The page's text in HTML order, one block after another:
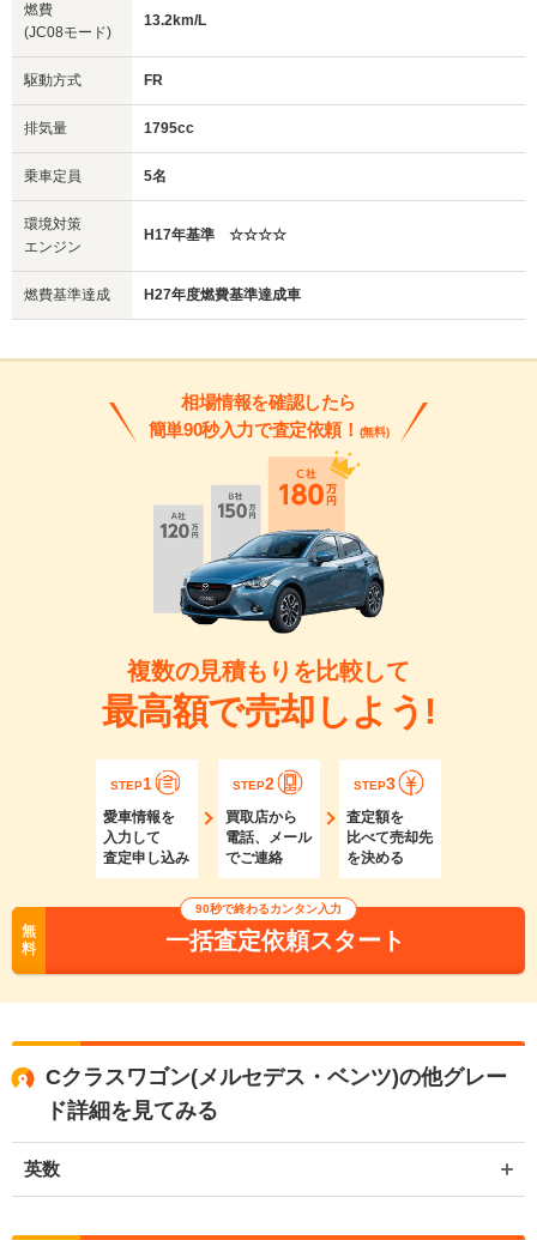
燃費
(JC08モード)
13.2km/L
駆動方式 FR
排気量 1795cc
乗車定員 5名
環境対策
エンジン
H17年基準 ☆☆☆☆
燃費基準達成 H27年度燃費基準達成車
相場情報を確認したら
簡単90秒入力で査定依頼！ (無料)
複数の見積もりを比較して
最高額で売却しよう!
STEP1
愛車情報を
入力して
査定申し込み
STEP2
買取店から
電話、メール
でご連絡
STEP3
査定額を
比べて売却先
を決める
無
料
90秒で終わるカンタン入力
一括査定依頼スタート
Cクラスワゴン(メルセデス・ベンツ)の他グレー
ド詳細を見てみる
英数